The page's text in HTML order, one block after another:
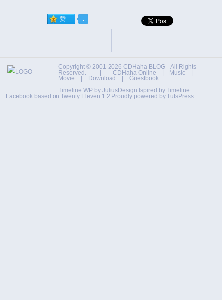
Copyright © 2001-2026 CDHaha BLOG All Rights
Reserved. | CDHaha Online Music
Movie
Download
Guestbook
Timeline WP by JuliusDesign Ispired by Timeline
Facebook based on Twenty Eleven 1.2 Proudly powered by TutsPress